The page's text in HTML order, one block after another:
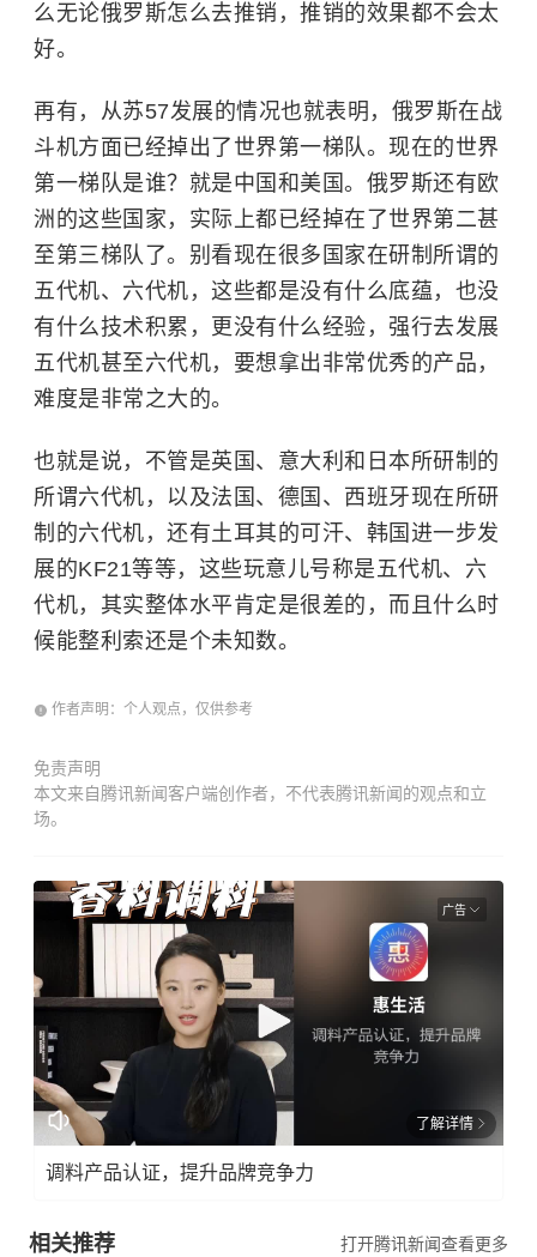
么无论俄罗斯怎么去推销，推销的效果都不会太
好。
再有，从苏57发展的情况也就表明， 俄罗斯在战
斗机方面已经掉出了世界第一梯队。现在的世界
第一梯队是谁？就是中国和美国。俄罗斯还有欧
洲的这些国家，实际上都已经掉在了世界第二甚
至第三梯队了。别看现在很多国家在研制所谓的
五代机、六代机，这些都是没有什么底蕴，也没
有什么技术积累，更没有什么经验，强行去发展
五代机甚至六代机，要想拿出非常优秀的产品，
难度是非常之大的。
也就是说，不管是英国、意大利和日本所研制的
所谓六代机，以及法国、德国、西班牙现在所研
制的六代机，还有土耳其的可汗、韩国进一步发
展的KF21等等，这些玩意儿号称是五代机、六
代机，其实整体水平肯定是很差的，而且什么时
候能整利索还是个未知数。
作者声明：个人观点，仅供参考
免责声明
本文来自腾讯新闻客户端创作者，不代表腾讯新闻的观点和立
场。
广告
了解详情
调料产品认证，提升品牌竞争力
相关推荐 打开腾讯新闻查看更多